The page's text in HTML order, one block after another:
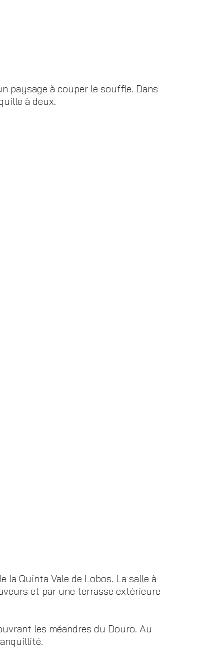
paysage à couper le souffle. Dans
à deux.
la Quinta Vale de Lobos. La salle à
et par une terrasse extérieure
les méandres du Douro. Au